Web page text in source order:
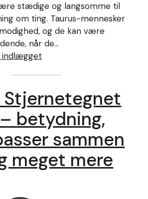
stædige og langsomme til
om ting. Taurus-mennesker
og de kan være
når de…
indlægget
betydning,
sammen
meget mere